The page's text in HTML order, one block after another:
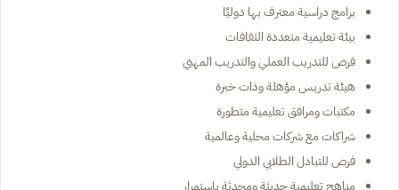
برامج دراسية معترف بها دوليًا
بيئة تعليمية متعددة الثقافات
فرص للتدريب العملي والتدريب المهني
هيئة تدريس مؤهلة وذات خبرة
مكتبات ومرافق تعليمية متطورة
شراكات مع شركات محلية وعالمية
فرص للتبادل الطلابي الدولي
مناهج تعليمية حديثة ومحدثة باستمرار